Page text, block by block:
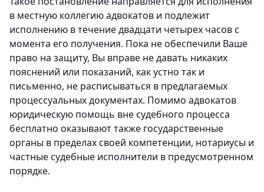
в местную коллегию адвокатов и подлежит
исполнению в течение двадцати четырех часов с
момента его получения. Пока не обеспечили Ваше
право на защиту, Вы вправе не давать никаких
пояснений или показаний, как устно так и
письменно, не расписываться в предлагаемых
процессуальных документах. Помимо адвокатов
юридическую помощь вне судебного процесса
бесплатно оказывают также государственные
органы в пределах своей компетенции, нотариусы и
частные судебные исполнители в предусмотренном
порядке.